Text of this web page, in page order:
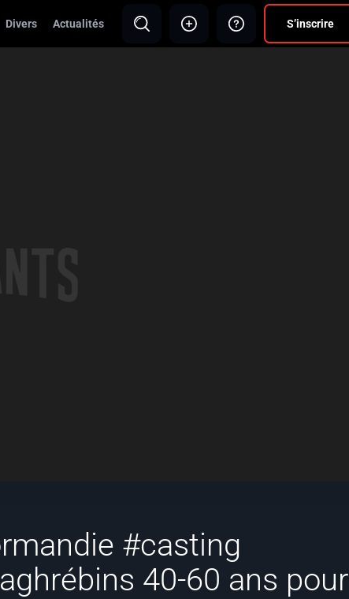
Divers Actualités S’inscrire
#casting
40-60 ans pour